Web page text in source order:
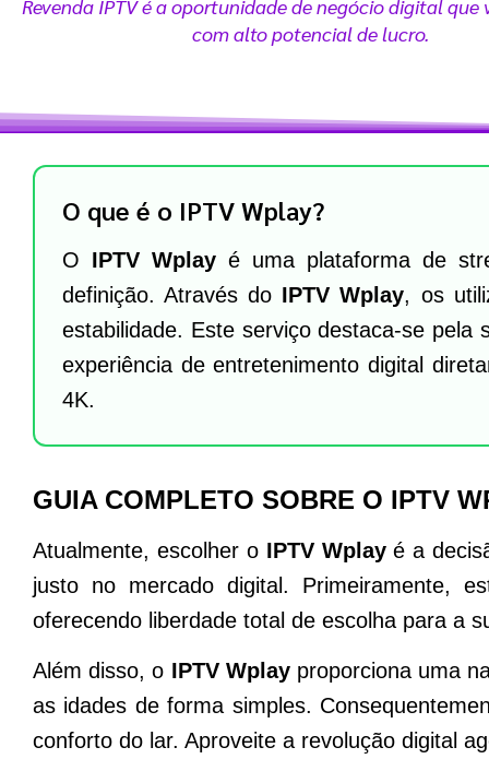
Revenda IPTV é a oportunidade de negócio digital que
com alto potencial de lucro.
O que é o IPTV Wplay?
O IPTV Wplayé uma plataforma de
definição. Através do IPTV Wplay, os
estabilidade. Este serviço destaca-se pela
experiência de entretenimento digital
4K.
GUIA COMPLETO SOBRE O IPTV
Atualmente, escolher o IPTV Wplayé a
justo no mercado digital. Primeiramente,
oferecendo liberdade total de escolha para a
Além disso, o IPTV Wplayproporciona uma
as idades de forma simples.
conforto do lar. Aproveite a revolução digital